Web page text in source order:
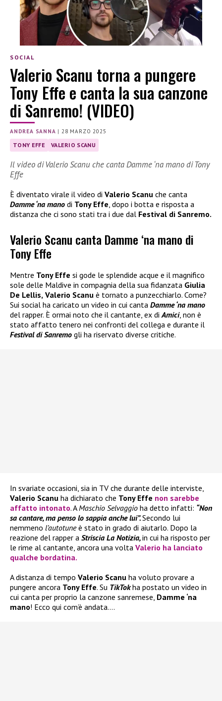
SOCIAL
Valerio Scanu torna a pungere
Tony Effe e canta la sua canzone
di Sanremo! (VIDEO)
ANDREA SANNA | 28 MARZO 2025
TONY EFFE VALERIO SCANU
Il video di Valerio Scanu che canta Damme ‘na mano di Tony
Effe
È diventato virale il video di Valerio Scanu che canta
Damme ‘na mano di Tony Effe, dopo i botta e risposta a
distanza che ci sono stati tra i due dal Festival di Sanremo.
Valerio Scanu canta Damme ‘na mano di
Tony Effe
Mentre Tony Effe si gode le splendide acque e il magnifico
sole delle Maldive in compagnia della sua fidanzata Giulia
De Lellis, Valerio Scanu è tornato a punzecchiarlo. Come?
Sui social ha caricato un video in cui canta Damme ‘na mano
del rapper. È ormai noto che il cantante, ex di Amici, non è
stato affatto tenero nei confronti del collega e durante il
Festival di Sanremo gli ha riservato diverse critiche.
In svariate occasioni, sia in TV che durante delle interviste,
Valerio Scanu ha dichiarato che Tony Effe non sarebbe
affatto intonato. A Maschio Selvaggio ha detto infatti: “Non
sa cantare, ma penso lo sappia anche lui”.Secondo lui
nemmeno l’autotuneè stato in grado di aiutarlo. Dopo la
reazione del rapper a Striscia La Notizia,in cui ha risposto per
le rime al cantante, ancora una volta Valerio ha lanciato
qualche bordatina.
A distanza di tempo Valerio Scanu ha voluto provare a
pungere ancora Tony Effe. Su TikTokha postato un video in
cui canta per proprio la canzone sanremese, Damme ‘na
mano! Ecco qui com’è andata….